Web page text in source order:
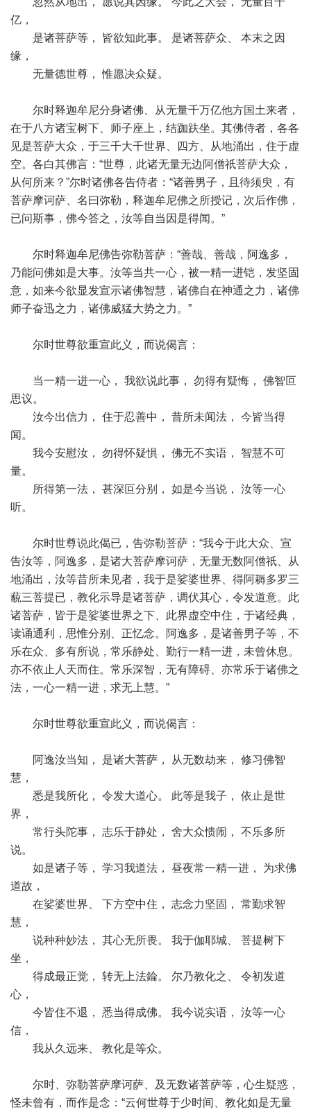
亿，
是诸菩萨等， 皆欲知此事。 是诸菩萨众、 本末之因
缘，
无量德世尊， 惟愿决众疑。
尔时释迦牟尼分身诸佛、从无量千万亿他方国土来者，
在于八方诸宝树下、师子座上，结跏趺坐。其佛侍者，各各
见是菩萨大众，于三千大千世界、四方、从地涌出，住于虚
空。各白其佛言：“世尊，此诸无量无边阿僧祇菩萨大众，
从何所来？”尔时诸佛各告侍者：“诸善男子，且待须臾，有
菩萨摩诃萨、名曰弥勒，释迦牟尼佛之所授记，次后作佛，
已问斯事，佛今答之，汝等自当因是得闻。”
尔时释迦牟尼佛告弥勒菩萨：“善哉、善哉，阿逸多，
乃能问佛如是大事。汝等当共一心，被一精一进铠，发坚固
意，如来今欲显发宣示诸佛智慧，诸佛自在神通之力，诸佛
师子奋迅之力，诸佛威猛大势之力。”
尔时世尊欲重宣此义，而说偈言：
当一精一进一心， 我欲说此事， 勿得有疑悔， 佛智叵
思议。
汝今出信力， 住于忍善中， 昔所未闻法， 今皆当得
闻。
我今安慰汝， 勿得怀疑惧， 佛无不实语， 智慧不可
量。
所得第一法， 甚深叵分别， 如是今当说， 汝等一心
听。
尔时世尊说此偈已，告弥勒菩萨：“我今于此大众、宣
告汝等，阿逸多，是诸大菩萨摩诃萨，无量无数阿僧祇、从
地涌出，汝等昔所未见者，我于是娑婆世界、得阿耨多罗三
藐三菩提已，教化示导是诸菩萨，调伏其心，令发道意。此
诸菩萨，皆于是娑婆世界之下、此界虚空中住，于诸经典，
读诵通利，思惟分别、正忆念。阿逸多，是诸善男子等，不
乐在众、多有所说，常乐静处、勤行一精一进，未曾休息。
亦不依止人天而住。常乐深智，无有障碍、亦常乐于诸佛之
法，一心一精一进，求无上慧。”
尔时世尊欲重宣此义，而说偈言：
阿逸汝当知， 是诸大菩萨， 从无数劫来， 修习佛智
慧，
悉是我所化， 令发大道心。 此等是我子， 依止是世
界，
常行头陀事， 志乐于静处， 舍大众愦闹， 不乐多所
说。
如是诸子等， 学习我道法， 昼夜常一精一进， 为求佛
道故，
在娑婆世界、 下方空中住， 志念力坚固， 常勤求智
慧，
说种种妙法， 其心无所畏。 我于伽耶城、 菩提树下
坐，
得成最正觉， 转无上法錀。 尔乃教化之、 令初发道
心，
今皆住不退， 悉当得成佛。 我今说实语， 汝等一心
信，
我从久远来、 教化是等众。
尔时、弥勒菩萨摩诃萨、及无数诸菩萨等，心生疑惑，
怪未曾有，而作是念：“云何世尊于少时间、教化如是无量